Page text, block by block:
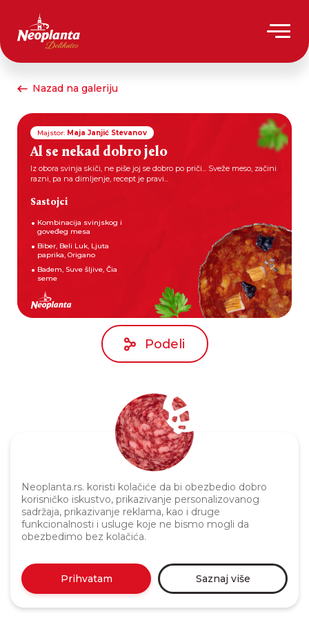
Neoplanta.rs. koristi kolačiće da bi obezbedio dobro
korisničko iskustvo, prikazivanje personalizovanog
sadržaja, prikazivanje reklama, kao i druge
funkcionalnosti i usluge koje ne bismo mogli da
obezbedimo bez kolačića.
Prihvatam Saznaj više
Nazad na galeriju
Majstor: Maja Janjić Stevanov
Al se nekad dobro jelo
Iz obora svinja skiči, ne piše joj se dobro po priči... Sveže meso, začini
razni, pa na dimljenje, recept je pravi...
Sastojci
Kombinacija svinjskog i
goveđeg mesa
Biber, Beli Luk, Ljuta
paprika, Origano
Badem, Suve šljive, Čia
seme
Podeli
Politika privatnosti